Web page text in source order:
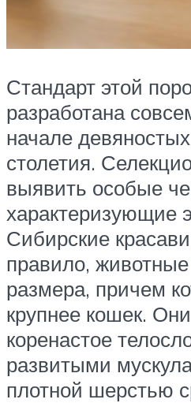
Стандарт этой
разработана
начале
столетия.
выявить особые
характеризующие
Сибирские
правило, животные
размера, причем
крупнее кошек.
коренастое
развитыми
плотной шерстью